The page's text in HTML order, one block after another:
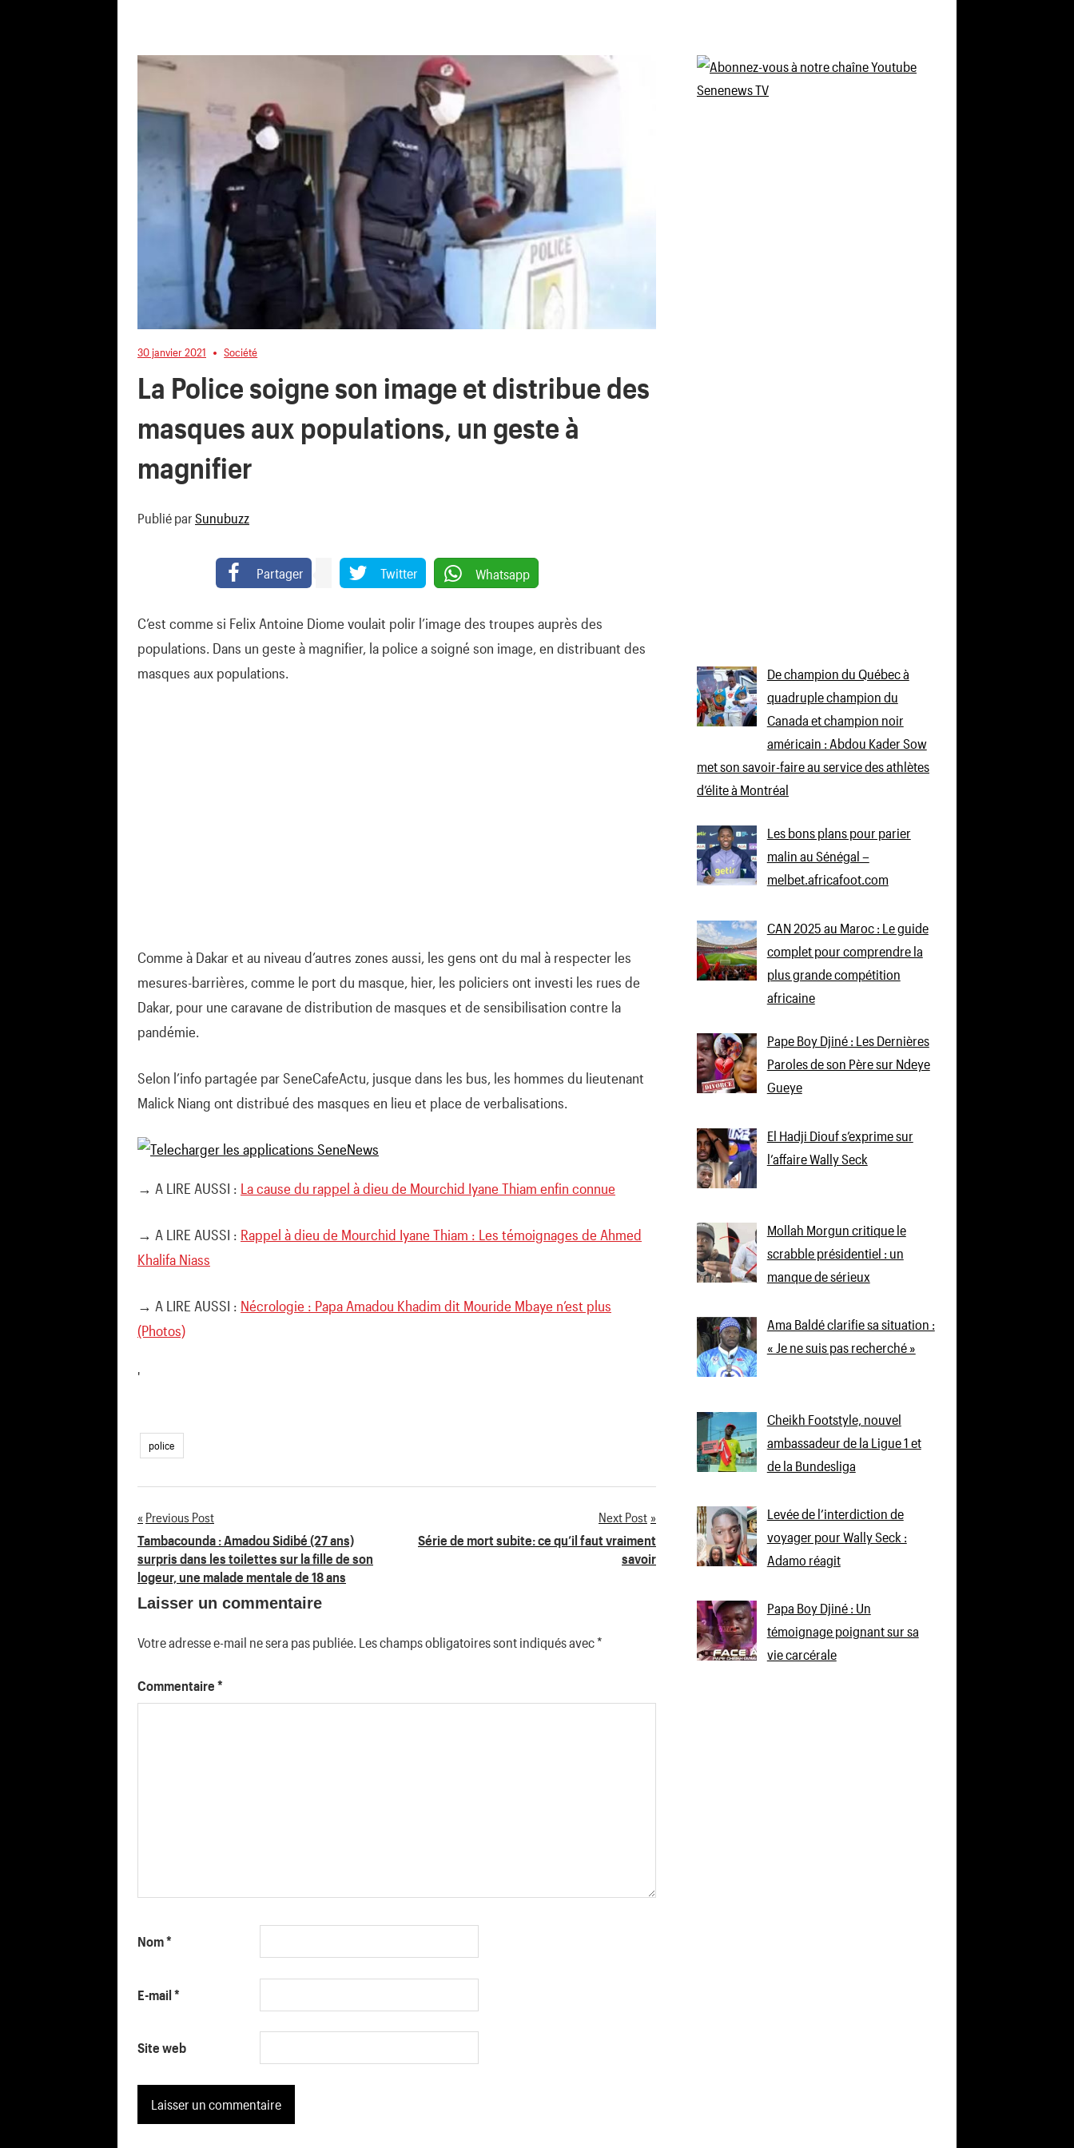
30 janvier 2021 Société
La Police soigne son image et distribue des
masques aux populations, un geste à
magnifier
Publié par Sunubuzz
Partager Twitter Whatsapp
C’est comme si Felix Antoine Diome voulait polir l’image des troupes auprès des
populations. Dans un geste à magnifier, la police a soigné son image, en distribuant des
masques aux populations.
Comme à Dakar et au niveau d’autres zones aussi, les gens ont du mal à respecter les
mesures-barrières, comme le port du masque, hier, les policiers ont investi les rues de
Dakar, pour une caravane de distribution de masques et de sensibilisation contre la
pandémie.
Selon l’info partagée par SeneCafeActu, jusque dans les bus, les hommes du lieutenant
Malick Niang ont distribué des masques en lieu et place de verbalisations.
→ A LIRE AUSSI : La cause du rappel à dieu de Mourchid Iyane Thiam enfin connue
→ A LIRE AUSSI : Rappel à dieu de Mourchid Iyane Thiam : Les témoignages de Ahmed
Khalifa Niass
→ A LIRE AUSSI : Nécrologie : Papa Amadou Khadim dit Mouride Mbaye n’est plus
(Photos)
'
police
Navigation
de
l’article
Previous Post
Tambacounda : Amadou Sidibé (27 ans)
surpris dans les toilettes sur la fille de son
logeur, une malade mentale de 18 ans
Next Post
Série de mort subite: ce qu’il faut vraiment
savoir
Laisser un commentaire
Votre adresse e-mail ne sera pas publiée. Les champs obligatoires sont indiqués avec*
Commentaire *
Nom*
E-mail *
Site web
De champion du Québec à
quadruple champion du
Canada et champion noir
américain : Abdou Kader Sow
met son savoir-faire au service des athlètes
d’élite à Montréal
Les bons plans pour parier
malin au Sénégal –
melbet.africafoot.com
CAN 2025 au Maroc : Le guide
complet pour comprendre la
plus grande compétition
africaine
Pape Boy Djiné : Les Dernières
Paroles de son Père sur Ndeye
Gueye
El Hadji Diouf s’exprime sur
l’affaire Wally Seck
Mollah Morgun critique le
scrabble présidentiel : un
manque de sérieux
Ama Baldé clarifie sa situation :
« Je ne suis pas recherché »
Cheikh Footstyle, nouvel
ambassadeur de la Ligue 1 et
de la Bundesliga
Levée de l’interdiction de
voyager pour Wally Seck :
Adamo réagit
Papa Boy Djiné : Un
témoignage poignant sur sa
vie carcérale